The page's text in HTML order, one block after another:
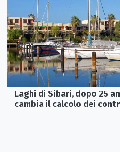
Laghi di Sibari, dopo 25
cambia il calcolo dei